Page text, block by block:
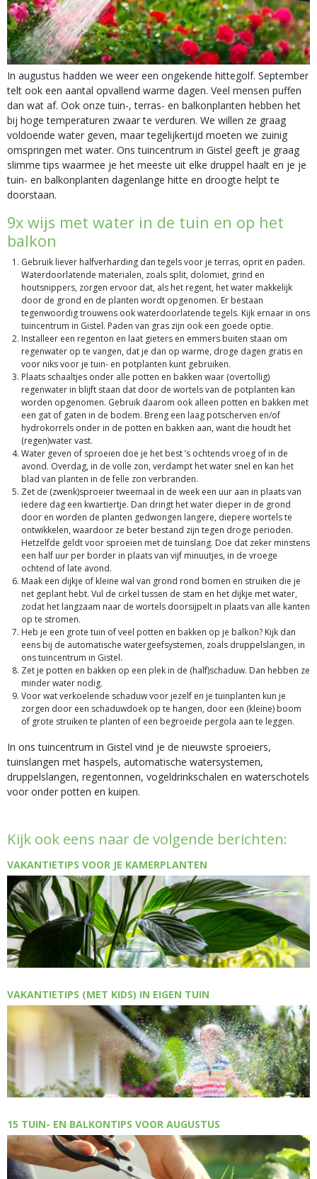
In augustus hadden we weer een ongekende hittegolf. September
telt ook een aantal opvallend warme dagen. Veel mensen puffen
dan wat af. Ook onze tuin-, terras- en balkonplanten hebben het
bij hoge temperaturen zwaar te verduren. We willen ze graag
voldoende water geven, maar tegelijkertijd moeten we zuinig
omspringen met water. Ons tuincentrum in Gistel geeft je graag
slimme tips waarmee je het meeste uit elke druppel haalt en je je
tuin- en balkonplanten dagenlange hitte en droogte helpt te
doorstaan.
9x wijs met water in de tuin en op het
balkon
Gebruik liever halfverharding dan tegels voor je terras, oprit en paden.
Waterdoorlatende materialen, zoals split, dolomiet, grind en
houtsnippers, zorgen ervoor dat, als het regent, het water makkelijk
door de grond en de planten wordt opgenomen. Er bestaan
tegenwoordig trouwens ook waterdoorlatende tegels. Kijk ernaar in ons
tuincentrum in Gistel. Paden van gras zijn ook een goede optie.
Installeer een regenton en laat gieters en emmers buiten staan om
regenwater op te vangen, dat je dan op warme, droge dagen gratis en
voor niks voor je tuin- en potplanten kunt gebruiken.
Plaats schaaltjes onder alle potten en bakken waar (overtollig)
regenwater in blijft staan dat door de wortels van de potplanten kan
worden opgenomen. Gebruik daarom ook alleen potten en bakken met
een gat of gaten in de bodem. Breng een laag potscherven en/of
hydrokorrels onder in de potten en bakken aan, want die houdt het
(regen)water vast.
Water geven of sproeien doe je het best ’s ochtends vroeg of in de
avond. Overdag, in de volle zon, verdampt het water snel en kan het
blad van planten in de felle zon verbranden.
Zet de (zwenk)sproeier tweemaal in de week een uur aan in plaats van
iedere dag een kwartiertje. Dan dringt het water dieper in de grond
door en worden de planten gedwongen langere, diepere wortels te
ontwikkelen, waardoor ze beter bestand zijn tegen droge perioden.
Hetzelfde geldt voor sproeien met de tuinslang. Doe dat zeker minstens
een half uur per border in plaats van vijf minuutjes, in de vroege
ochtend of late avond.
Maak een dijkje of kleine wal van grond rond bomen en struiken die je
net geplant hebt. Vul de cirkel tussen de stam en het dijkje met water,
zodat het langzaam naar de wortels doorsijpelt in plaats van alle kanten
op te stromen.
Heb je een grote tuin of veel potten en bakken op je balkon? Kijk dan
eens bij de automatische watergeefsystemen, zoals druppelslangen, in
ons tuincentrum in Gistel.
Zet je potten en bakken op een plek in de (half)schaduw. Dan hebben ze
minder water nodig.
Voor wat verkoelende schaduw voor jezelf en je tuinplanten kun je
zorgen door een schaduwdoek op te hangen, door een (kleine) boom
of grote struiken te planten of een begroeide pergola aan te leggen.
In ons tuincentrum in Gistel vind je de nieuwste sproeiers,
tuinslangen met haspels, automatische watersystemen,
druppelslangen, regentonnen, vogeldrinkschalen en waterschotels
voor onder potten en kuipen.
Kijk ook eens naar de volgende berichten:
VAKANTIETIPS VOOR JE KAMERPLANTEN
VAKANTIETIPS (MET KIDS) IN EIGEN TUIN
15 TUIN- EN BALKONTIPS VOOR AUGUSTUS